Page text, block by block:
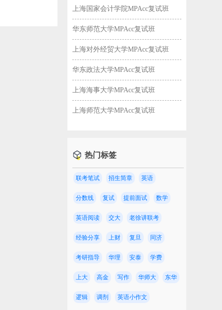
上海国家会计学院MPAcc复试班
华东师范大学MPAcc复试班
上海对外经贸大学MPAcc复试班
华东政法大学MPAcc复试班
上海海事大学MPAcc复试班
上海师范大学MPAcc复试班
热门标签
联考笔试 招生简章 英语
分数线 复试 提前面试 数学
英语阅读 交大 老徐讲联考
经验分享 上财 复旦 同济
考研指导 华理 安泰 学费
上大 高金 写作 华师大 东华
逻辑 调剂 英语小作文